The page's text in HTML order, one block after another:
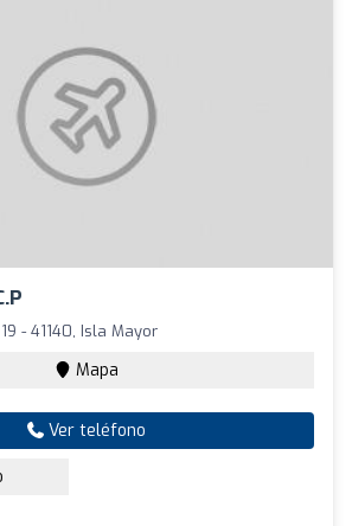
- 41140, Isla Mayor
Mapa
Ver teléfono